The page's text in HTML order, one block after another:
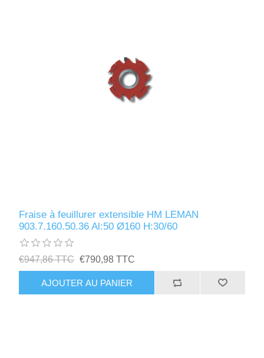
Fraise à feuillurer extensible HM LEMAN
903.7.160.50.36 Al:50 Ø160 H:30/60
€947,86 TTC €790,98 TTC